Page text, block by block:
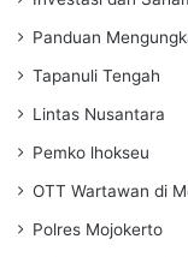
Panduan
Tapanuli Tengah
Lintas Nusantara
Pemko lhokseu
OTT Wartawan di
Polres Mojokerto